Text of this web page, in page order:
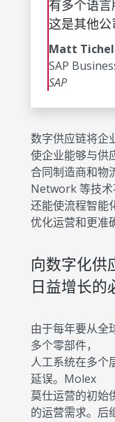
有多个语言
这是其他公
Matt
SAP
SAP
数字供应链将企
使企业能够与供
合同制造商和物
Network 等技术
还能使流程智能
优化运营和更准
向数字化供
日益增长的
由于每年要从全
多个零部件，
人工系统在多个
延误。Molex
莫仕运营的初始
的运营需求。后